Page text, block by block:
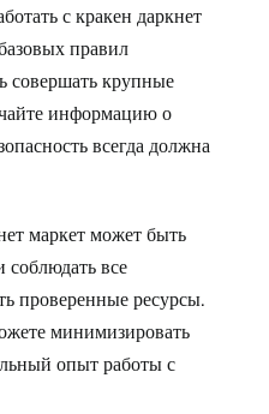
с кракен даркнет
правил
совершать крупные
информацию о
всегда должна
маркет может быть
все
проверенные ресурсы.
минимизировать
опыт работы с